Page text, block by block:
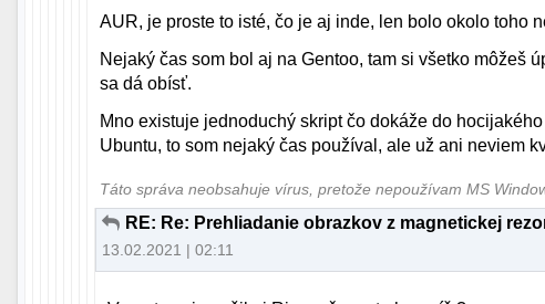
AUR, je proste to isté, čo je aj inde, len bolo okolo toho
Nejaký čas som bol aj na Gentoo, tam si všetko môžeš
sa dá obísť.
Mno existuje jednoduchý skript čo dokáže do
Ubuntu, to som nejaký čas používal, ale už ani neviem
Táto správa neobsahuje vírus, pretože nepoužívam MS
RE: Re: Prehliadanie obrazkov z magnetickej
13.02.2021 | 02:11